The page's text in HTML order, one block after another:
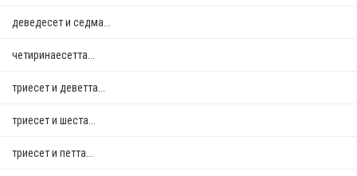
деведесет и седма...
четиринаесетта...
триесет и деветта...
триесет и шеста...
триесет и петта...